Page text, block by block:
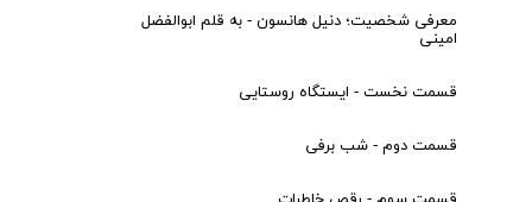
معرفی شخصیت؛ دنیل هانسون - به قلم ابوالفضل
امینی
قسمت نخست - ایستگاه روستایی
قسمت دوم - شب برفی